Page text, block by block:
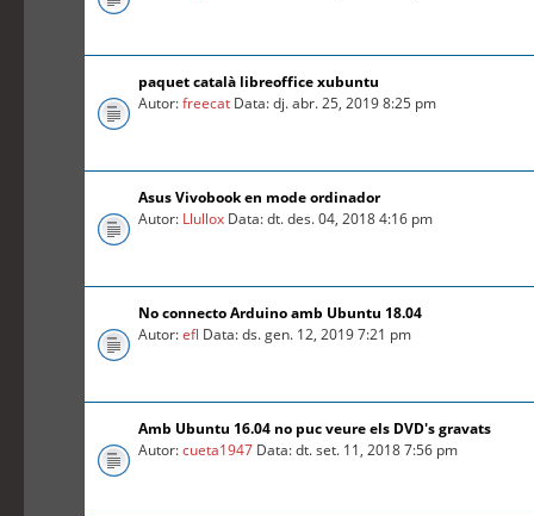
paquet català libreoffice xubuntu
Autor:freecat Data: dj. abr. 25, 2019 8:25 pm
Asus Vivobook en mode ordinador
Autor: Llullox Data: dt. des. 04, 2018 4:16 pm
No connecto Arduino amb Ubuntu 18.04
Autor:efl Data: ds. gen. 12, 2019 7:21 pm
Amb Ubuntu 16.04 no puc veure els DVD's gravats
Autor:cueta1947 Data: dt. set. 11, 2018 7:56 pm